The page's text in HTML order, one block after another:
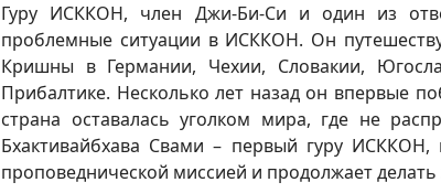
Гуру ИСККОН, член Джи-Би-Си и один из
проблемные ситуации в ИСККОН. Он
Кришны в Германии, Чехии, Словакии,
Прибалтике. Несколько лет назад он впервые
страна оставалась уголком мира, где не
Бхактивайбхава Свами – первый гуру
проповеднической миссией и продолжает делать